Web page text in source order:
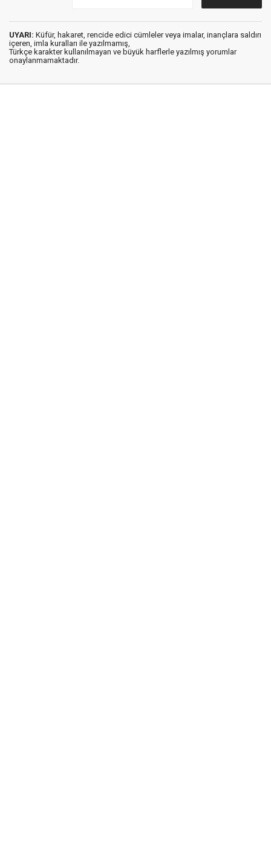
UYARI: Küfür, hakaret, rencide edici cümleler veya imalar, inançlara saldırı
içeren, imla kuralları ile yazılmamış,
Türkçe karakter kullanılmayan ve büyük harflerle yazılmış yorumlar
onaylanmamaktadır.